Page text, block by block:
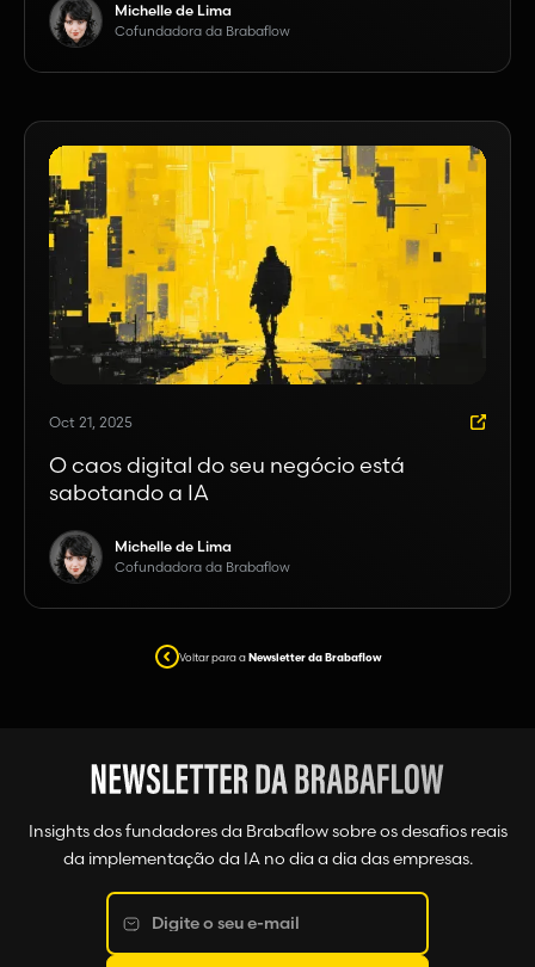
Michelle de Lima
Cofundadora da Brabaflow
Oct 21, 2025
O caos digital do seu negócio está
sabotando a IA
Michelle de Lima
Cofundadora da Brabaflow
Voltar para aNewsletter da Brabaflow
Insights dos fundadores da Brabaflow sobre os desafios reais
da implementação da IA no dia a dia das empresas.